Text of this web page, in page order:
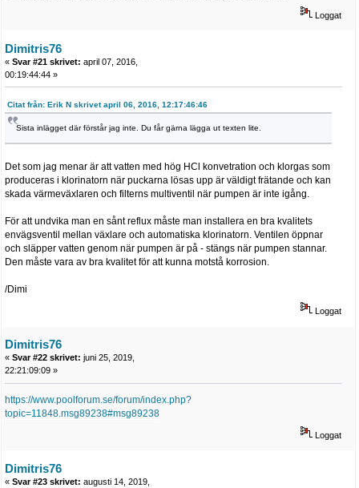
Loggat
Dimitris76
« Svar #21 skrivet: april 07, 2016,
00:19:44:44 »
Citat från: Erik N skrivet april 06, 2016, 12:17:46:46
Sista inlägget där förstår jag inte. Du får gärna lägga ut texten lite.
Det som jag menar är att vatten med hög HCl konvetration och klorgas som
produceras i klorinatorn när puckarna lösas upp är väldigt frätande och kan
skada värmeväxlaren och filterns multiventil när pumpen är inte igång.
För att undvika man en sånt reflux måste man installera en bra kvalitets
envägsventil mellan växlare och automatiska klorinatorn. Ventilen öppnar
och släpper vatten genom när pumpen är på - stängs när pumpen stannar.
Den måste vara av bra kvalitet för att kunna motstå korrosion.
/Dimi
Loggat
Dimitris76
« Svar #22 skrivet: juni 25, 2019,
22:21:09:09 »
https://www.poolforum.se/forum/index.php?
topic=11848.msg89238#msg89238
Loggat
Dimitris76
« Svar #23 skrivet: augusti 14, 2019,